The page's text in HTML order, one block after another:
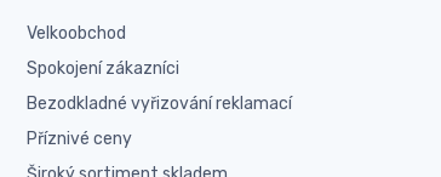
Velkoobchod
Spokojení zákazníci
Bezodkladné vyřizování reklamací
Příznivé ceny